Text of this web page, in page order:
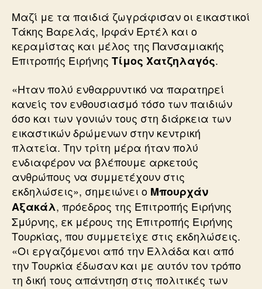
Μαζί με τα παιδιά ζωγράφισαν οι εικαστικοί
Τάκης Βαρελάς, Ιρφάν Ερτέλ και ο
κεραμίστας και μέλος της Πανσαμιακής
Επιτροπής Ειρήνης Τίμος Χατζηλαγός.
«Ηταν πολύ ενθαρρυντικό να παρατηρεί
κανείς τον ενθουσιασμό τόσο των παιδιών
όσο και των γονιών τους στη διάρκεια των
εικαστικών δρώμενων στην κεντρική
πλατεία. Την τρίτη μέρα ήταν πολύ
ενδιαφέρον να βλέπουμε αρκετούς
ανθρώπους να συμμετέχουν στις
εκδηλώσεις», σημειώνει ο Μπουρχάν
Αξακάλ, πρόεδρος της Επιτροπής Ειρήνης
Σμύρνης, εκ μέρους της Επιτροπής Ειρήνης
Τουρκίας, που συμμετείχε στις εκδηλώσεις.
«Οι εργαζόμενοι από την Ελλάδα και από
την Τουρκία έδωσαν και με αυτόν τον τρόπο
τη δική τους απάντηση στις πολιτικές των